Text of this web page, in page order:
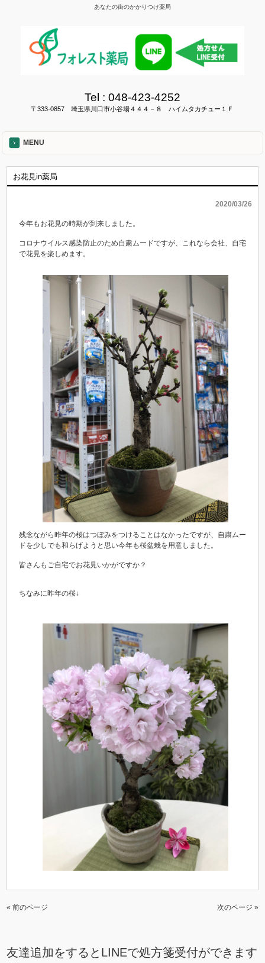
あなたの街のかかりつけ薬局
Tel : 048-423-4252
〒333-0857 埼玉県川口市小谷場４４４－８ ハイムタカチュー１Ｆ
MENU
お花見in薬局
2020/03/26
今年もお花見の時期が到来しました。
コロナウイルス感染防止のため自粛ムードですが、これなら会社、自宅
で花見を楽しめます。
残念ながら昨年の桜はつぼみをつけることはなかったですが、自粛ムー
ドを少しでも和らげようと思い今年も桜盆栽を用意しました。
皆さんもご自宅でお花見いかがですか？
ちなみに昨年の桜↓
« 前のページ 次のページ »
友達追加をするとLINEで処方箋受付ができます